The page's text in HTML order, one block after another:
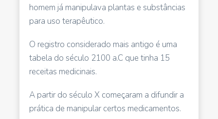
homem já manipulava plantas e substâncias
para uso terapêutico.
O registro considerado mais antigo é uma
tabela do século 2100 a.C que tinha 15
receitas medicinais.
A partir do século X começaram a difundir a
prática de manipular certos medicamentos.